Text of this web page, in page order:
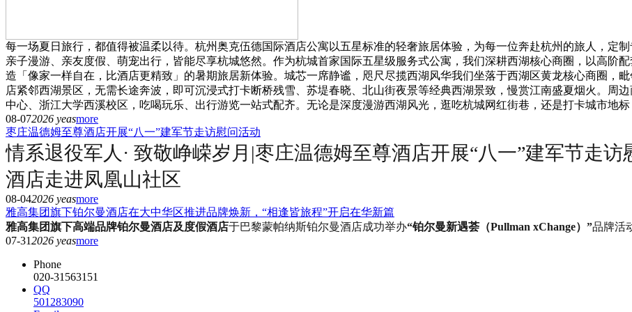
每一场夏日旅行，都值得被温柔以待。杭州奥克伍德国际酒店公寓以五星标准的轻奢旅居体验，为每一位奔赴杭州的旅人，定
亲子漫游、亲友度假、萌宠出行，皆能尽享杭城悠然。作为杭城首家国际五星级服务式公寓，我们深耕西湖核心商圈，以高阶
造「像家一样自在，比酒店更精致」的暑期旅居新体验。城芯一席静谧，咫尺尽揽西湖风华我们坐落于西湖区黄龙核心商圈，
店紧邻西湖景区，无需长途奔波，即可沉浸式打卡断桥残雪、苏堤春晓、北山街夜景等经典西湖景致，慢赏江南盛夏烟火。周
中心、浙江大学西溪校区，吃喝玩乐、出行游览一站式配齐。无论是深度漫游西湖风光，逛吃杭城网红街巷，还是打卡城市地
08-072026 yeasmore
枣庄温德姆至尊酒店开展“八一”建军节走访慰问活动
情系退役军人· 致敬峥嵘岁月|枣庄温德姆至尊酒店开展“八一”建军节走
酒店走进凤凰山社区
08-042026 yeasmore
雅高集团旗下铂尔曼酒店在大中华区推进品牌焕新，“相逢皆旅程”开启在华新篇
雅高集团旗下高端品牌铂尔曼酒店及度假酒店于巴黎蒙帕纳斯铂尔曼酒店成功举办“铂尔曼新遇荟（Pullman xChange）”品牌活
07-312026 yeasmore
Phone
020-31563151
QQ
501283090